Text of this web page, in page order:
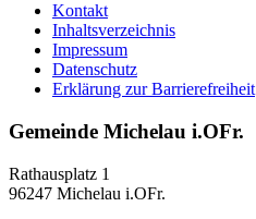
Kontakt
Inhaltsverzeichnis
Impressum
Datenschutz
Erklärung zur Barrierefreiheit
Gemeinde Michelau i.OFr.
Rathausplatz 1
96247 Michelau i.OFr.